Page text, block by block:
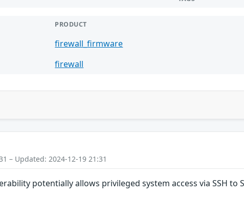
PRODUCT
firewall_firmware
firewall
– Updated: 2024-12-19 21:31
potentially allows privileged system access via SSH to